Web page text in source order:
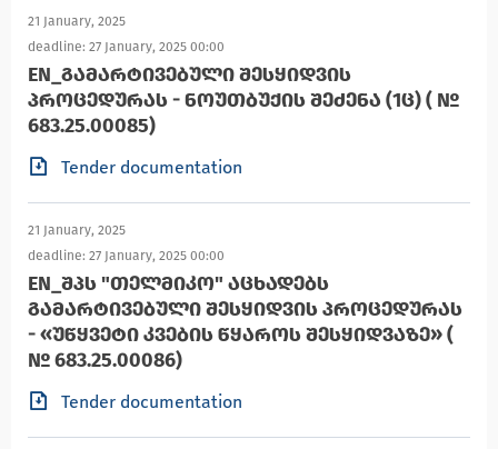
21 January, 2025
deadline: 27 January, 2025 00:00
EN_ᲒᲐᲛᲐᲠᲢᲘᲕᲔᲑᲣᲚᲘ ᲨᲔᲡᲧᲘᲓᲕᲘᲡ
ᲞᲠᲝᲪᲔᲓᲣᲠᲐᲡ - ᲜᲝᲣᲗᲑᲣᲥᲘᲡ ᲨᲔᲫᲔᲜᲐ (1Ც) ( №
683.25.00085)
Tender documentation
21 January, 2025
deadline: 27 January, 2025 00:00
EN_ᲨᲞᲡ "ᲗᲔᲚᲛᲘᲙᲝ" ᲐᲪᲮᲐᲓᲔᲑᲡ
ᲒᲐᲛᲐᲠᲢᲘᲕᲔᲑᲣᲚᲘ ᲨᲔᲡᲧᲘᲓᲕᲘᲡ ᲞᲠᲝᲪᲔᲓᲣᲠᲐᲡ
- «ᲣᲬᲧᲕᲔᲢᲘ ᲙᲕᲔᲑᲘᲡ ᲬᲧᲐᲠᲝᲡ ᲨᲔᲡᲧᲘᲓᲕᲐᲖᲔ» (
№ 683.25.00086)
Tender documentation